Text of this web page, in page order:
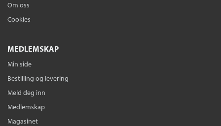
Om oss
Cookies
MEDLEMSKAP
Min side
Bestilling og levering
Meld deg inn
Medlemskap
Magasinet